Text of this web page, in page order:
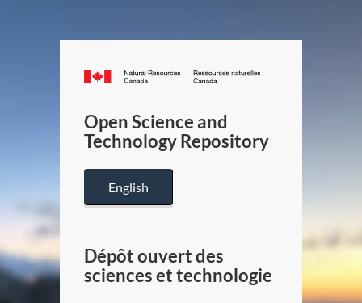
Canada.ca
/
Canada
Open Science and
Technology Repository
English
Dépôt ouvert des
sciences et technologie